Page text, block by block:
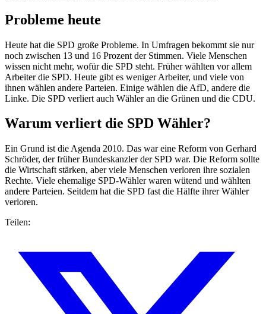
Probleme heute
Heute hat die SPD große Probleme. In Umfragen bekommt sie nur
noch zwischen 13 und 16 Prozent der Stimmen. Viele Menschen
wissen nicht mehr, wofür die SPD steht. Früher wählten vor allem
Arbeiter die SPD. Heute gibt es weniger Arbeiter, und viele von
ihnen wählen andere Parteien. Einige wählen die AfD, andere die
Linke. Die SPD verliert auch Wähler an die Grünen und die CDU.
Warum verliert die SPD Wähler?
Ein Grund ist die Agenda 2010. Das war eine Reform von Gerhard
Schröder, der früher Bundeskanzler der SPD war. Die Reform sollte
die Wirtschaft stärken, aber viele Menschen verloren ihre sozialen
Rechte. Viele ehemalige SPD-Wähler waren wütend und wählten
andere Parteien. Seitdem hat die SPD fast die Hälfte ihrer Wähler
verloren.
Teilen: